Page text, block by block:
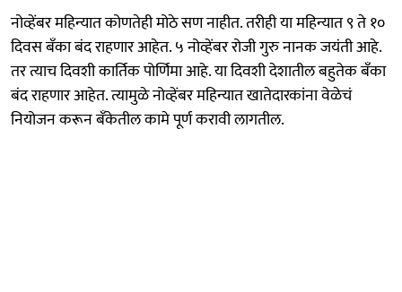
नोव्हेंबर महिन्यात कोणतेही मोठे सण नाहीत. तरीही या महिन्यात ९ ते १०
दिवस बँका बंद राहणार आहेत. ५ नोव्हेंबर रोजी गुरु नानक जयंती आहे.
तर त्याच दिवशी कार्तिक पोर्णिमा आहे. या दिवशी देशातील बहुतेक बँका
बंद राहणार आहेत. त्यामुळे नोव्हेंबर महिन्यात खातेदारकांना वेळेचं
नियोजन करून बँकेतील कामे पूर्ण करावी लागतील.